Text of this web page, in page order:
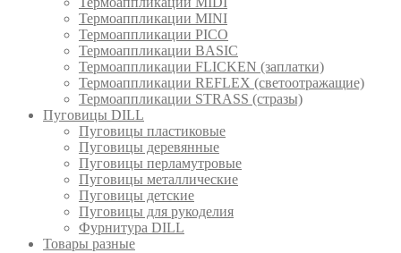
Термоаппликации MINI
Термоаппликации PICO
Термоаппликации BASIC
Термоаппликации FLICKEN (заплатки)
Термоаппликации REFLEX (светоотражащие)
Термоаппликации STRASS (стразы)
Пуговицы DILL
Пуговицы пластиковые
Пуговицы деревянные
Пуговицы перламутровые
Пуговицы металлические
Пуговицы детские
Пуговицы для рукоделия
Фурнитура DILL
Товары разные